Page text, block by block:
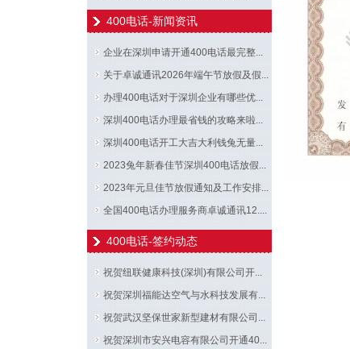
400电话-新闻资讯
企业在深圳申请开通400电话最完整...
关于卓诚通讯2026年端午节放假及假...
办理400电话对于深圳企业有哪些优...
深圳400电话办理最省钱的攻略来啦...
深圳400电话开工大吉大利钱兔无量...
2023兔年新春佳节深圳400电话放假...
2023年元旦佳节放假通知及工作安排...
全国400电话办理服务商卓诚通讯12....
400电话-签约动态
祝贺纽联健康科技(深圳)有限公司开...
祝贺深圳福能达空气与水科技发展有...
祝贺武汉坚保世家新型建材有限公司...
祝贺深圳市安兴电容有限公司开通40...